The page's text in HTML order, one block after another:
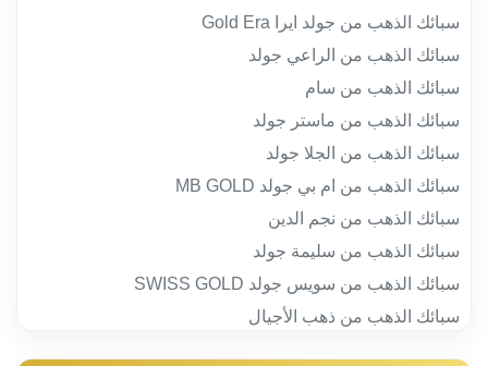
سبائك الذهب من جولد ايرا Gold Era
سبائك الذهب من الراعي جولد
سبائك الذهب من سام
سبائك الذهب من ماستر جولد
سبائك الذهب من الجلا جولد
سبائك الذهب من ام بي جولد MB GOLD
سبائك الذهب من نجم الدين
سبائك الذهب من سليمة جولد
سبائك الذهب من سويس جولد SWISS GOLD
سبائك الذهب من ذهب الأجيال